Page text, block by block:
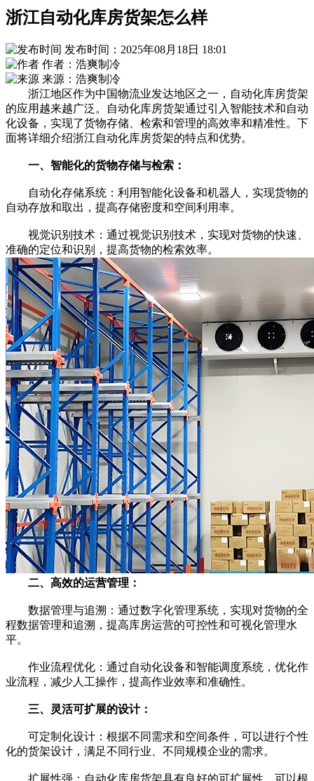
浙江自动化库房货架怎么样
发布时间：2025年08月18日 18:01
作者：浩爽制冷
来源：浩爽制冷
浙江地区作为中国物流业发达地区之一，自动化库房货架
的应用越来越广泛。自动化库房货架通过引入智能技术和自动
化设备，实现了货物存储、检索和管理的高效率和精准性。下
面将详细介绍浙江自动化库房货架的特点和优势。
一、智能化的货物存储与检索：
自动化存储系统：利用智能化设备和机器人，实现货物的
自动存放和取出，提高存储密度和空间利用率。
视觉识别技术：通过视觉识别技术，实现对货物的快速、
准确的定位和识别，提高货物的检索效率。
二、高效的运营管理：
数据管理与追溯：通过数字化管理系统，实现对货物的全
程数据管理和追溯，提高库房运营的可控性和可视化管理水
平。
作业流程优化：通过自动化设备和智能调度系统，优化作
业流程，减少人工操作，提高作业效率和准确性。
三、灵活可扩展的设计：
可定制化设计：根据不同需求和空间条件，可以进行个性
化的货架设计，满足不同行业、不同规模企业的需求。
扩展性强：自动化库房货架具有良好的可扩展性，可以根